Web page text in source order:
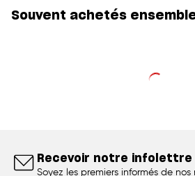
Souvent achetés
Recevoir notre infolettre
Soyez les premiers informés de